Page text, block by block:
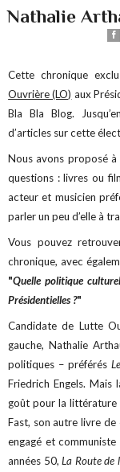
Nathalie
Cette chronique
Ouvrière (LO) aux
Bla Bla Blog.
d’articles sur cette
Nous avons proposé
questions : livres ou
acteur et musicien
parler un peu d’elle à
Vous pouvez
chronique, avec
"Quelle politique
Présidentielles ?"
Candidate de Lutte
gauche, Nathalie
politiques – préférés
Friedrich Engels. Mais
goût pour la littérature
Fast, son autre livre de
engagé et
années 50,La Route de